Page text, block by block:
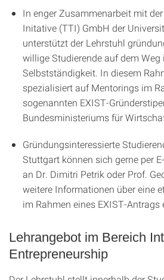
In enger Zusammenarbeit mit
Initative (TTI) GmbH der
unterstützt der Lehrstuhl
willige Studierende auf dem Weg
Selbstständigkeit. In diesem
spezialisiert auf Mentorings im
sogenannten EXIST-
Bundesministeriums für
Gründungsinteressierte
Stuttgart können sich gerne per
an Dr. Dimitri Petrik oder Prof.
weitere Informationen über eine
im Rahmen eines EXIST-Antrags
Lehrangebot im Bereich
Entrepreneurship